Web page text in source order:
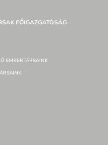
FŐIGAZGATÓSÁG
EMBERTÁRSAINK